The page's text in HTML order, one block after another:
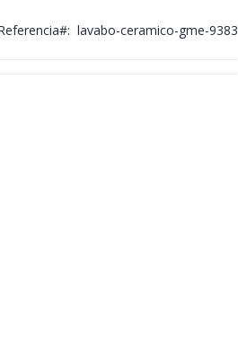
lavabo-ceramico-gme-9383